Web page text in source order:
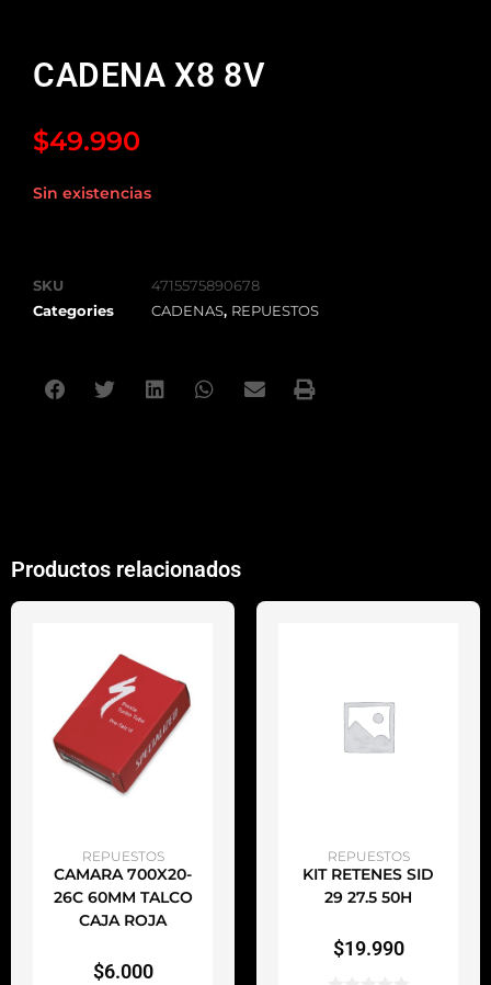
CADENA X8 8V
$49.990
Sin existencias
SKU
4715575890678
Categories
CADENAS, REPUESTOS
Productos relacionados
AÑADIR AL CARRITO
REPUESTOS
CAMARA 700X20-
26C 60MM TALCO
CAJA ROJA
$6.000
AÑADIR AL CARRITO
REPUESTOS
KIT RETENES SID
29 27.5 50H
$19.990